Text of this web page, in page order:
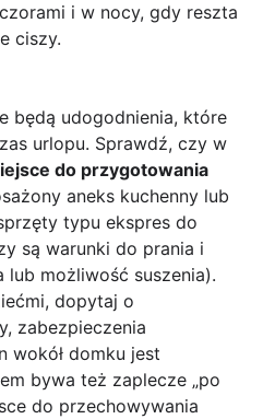
i w nocy, gdy reszta
ciszy.
będą udogodnienia, które
urlopu. Sprawdź, czy w
do przygotowania
aneks kuchenny lub
typu ekspres do
są warunki do prania i
lub możliwość suszenia).
dopytaj o
zabezpieczenia
wokół domku jest
bywa też zaplecze „po
do przechowywania